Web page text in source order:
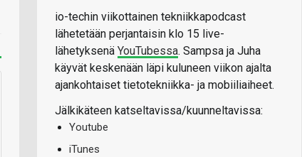
io-techin viikottainen tekniikkapodcast
lähetetään perjantaisin klo 15 live-
lähetyksenä YouTubessa. Sampsa ja Juha
käyvät keskenään läpi kuluneen viikon ajalta
ajankohtaiset tietotekniikka- ja mobiiliaiheet.
Jälkikäteen katseltavissa/kuunneltavissa:
Youtube
iTunes